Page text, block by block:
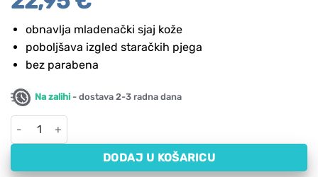
obnavlja mladenački sjaj kože
poboljšava izgled staračkih pjega
bez parabena
Na zalihi - dostava 2-3 radna dana
Serum za korekciju tamnih mrlja NOW (30 ml) količina
DODAJ U KOŠARICU